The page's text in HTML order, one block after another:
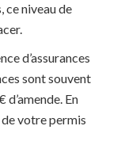
ce niveau de
d’assurances
sont souvent
d’amende. En
votre permis